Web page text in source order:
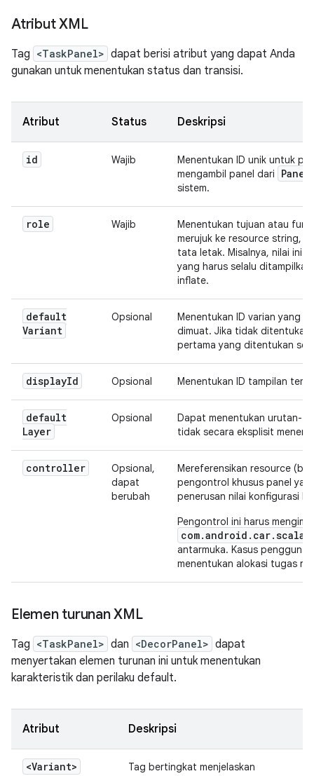
Atribut XML
Tag <TaskPanel> dapat berisi atribut yang dapat Anda
gunakan untuk menentukan status dan transisi.
Atribut Status Deskripsi
id Wajib
Menentukan ID unik untuk
mengambil panel dari
Panel
sistem.
role Wajib
Menentukan tujuan atau
merujuk ke resource string,
tata letak. Misalnya, nilai ini
yang harus selalu
inflate.
default
Variant
Opsional
Menentukan ID varian yang
dimuat. Jika tidak
pertama yang ditentukan
displayId Opsional Menentukan ID tampilan
default
Layer
Opsional
Dapat menentukan urutan-Z
tidak secara eksplisit
controller
Opsional,
dapat
berubah
Mereferensikan resource
pengontrol khusus panel
penerusan nilai konfigurasi
Pengontrol ini harus
antarmuka. Kasus
menentukan alokasi tugas
Elemen turunan XML
Tag <TaskPanel> dan <DecorPanel> dapat
menyertakan elemen turunan ini untuk menentukan
karakteristik dan perilaku default.
Atribut Deskripsi
<Variant>
Tag bertingkat menjelaskan